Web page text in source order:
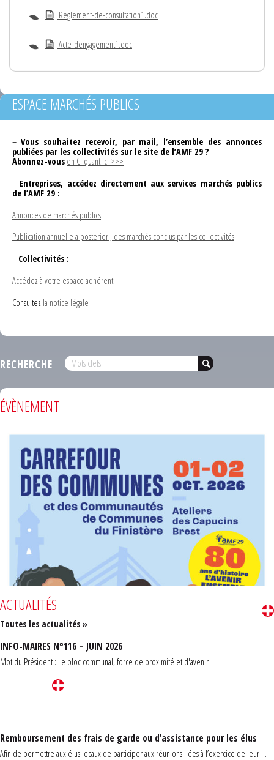
Reglement-de-consultation1.doc
Acte-dengagement1.doc
ESPACE MARCHÉS PUBLICS
– Vous souhaitez recevoir, par mail, l’ensemble des annonces
publiées par les collectivités sur le site de l’AMF 29 ?
Abonnez-vous en Cliquant ici >>>
– Entreprises, accédez directement aux services marchés publics
de l’AMF 29 :
Annonces de marchés publics
Publication annuelle a posteriori, des marchés conclus par les collectivités
– Collectivités :
Accédez à votre espace adhérent
Consultez la notice légale
RECHERCHE
ÉVÈNEMENT
ACTUALITÉS
Toutes les actualités »
INFO-MAIRES N°116 – JUIN 2026
Mot du Président : Le bloc communal, force de proximité et d'avenir
Remboursement des frais de garde ou d’assistance pour les élus
Afin de permettre aux élus locaux de participer aux réunions liées à l’exercice de leur ...